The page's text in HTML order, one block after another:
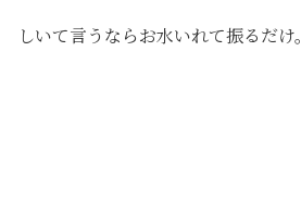
しいて言うならお水いれて振るだけ。